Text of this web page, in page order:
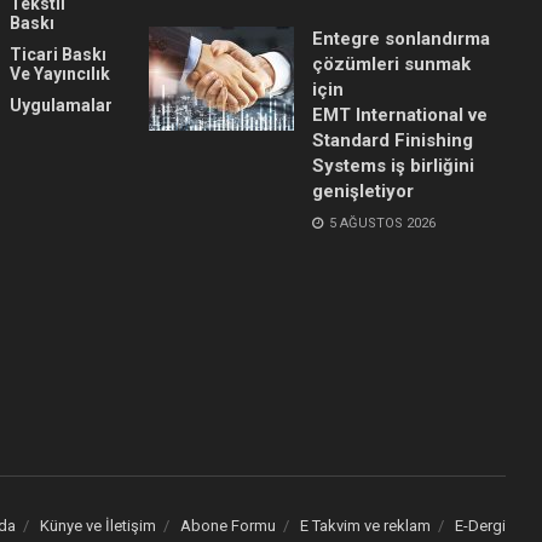
Baskı
Ticari Baskı
Ve Yayıncılık
Uygulamalar
Entegre sonlandırma
çözümleri sunmak
için
EMT International ve
Standard Finishing
Systems iş birliğini
genişletiyor
5 AĞUSTOS 2026
Künye ve İletişim Abone Formu E Takvim ve reklam E-Dergi